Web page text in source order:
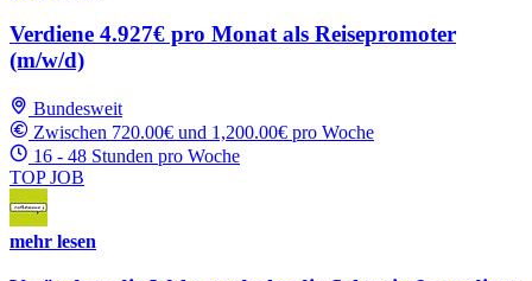
Verdiene 4.927€ pro Monat als Reisepromoter
(m/w/d)
Bundesweit
Zwischen 720.00€ und 1,200.00€ pro Woche
16 - 48 Stunden pro Woche
TOP JOB
mehr lesen